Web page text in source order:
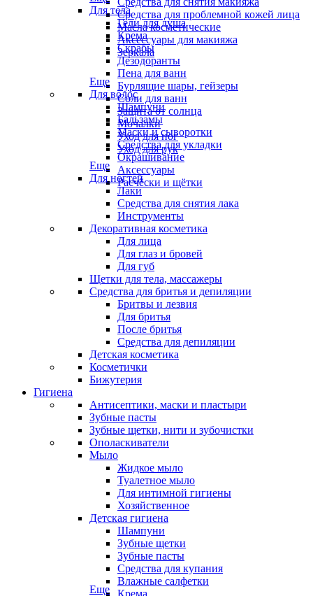
Средства для проблемной кожей лица
Масла косметические
Аксессуары для макияжа
Зеркала
Для тела
Гели для душа
Крема
Скрабы
Дезодоранты
Пена для ванн
Бурлящие шары, гейзеры
Соли для ванн
Защита от солнца
Мочалки
Уход для ног
Уход для рук
Еще
Для волос
Шампуни
Бальзамы
Маски и сыворотки
Средства для укладки
Окрашивание
Аксессуары
Расчёски и щётки
Еще
Для ногтей
Лаки
Средства для снятия лака
Инструменты
Декоративная косметика
Для лица
Для глаз и бровей
Для губ
Щетки для тела, массажеры
Средства для бритья и депиляции
Бритвы и лезвия
Для бритья
После бритья
Средства для депиляции
Детская косметика
Косметички
Бижутерия
Гигиена
Антисептики, маски и пластыри
Зубные пасты
Зубные щетки, нити и зубочистки
Ополаскиватели
Мыло
Жидкое мыло
Туалетное мыло
Для интимной гигиены
Хозяйственное
Детская гигиена
Шампуни
Зубные щетки
Зубные пасты
Средства для купания
Влажные салфетки
Крема
Еще